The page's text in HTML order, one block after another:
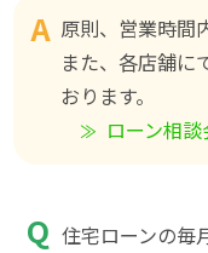
原則、営業時間
また、各店舗に
おります。
ローン相
住宅ローンの毎